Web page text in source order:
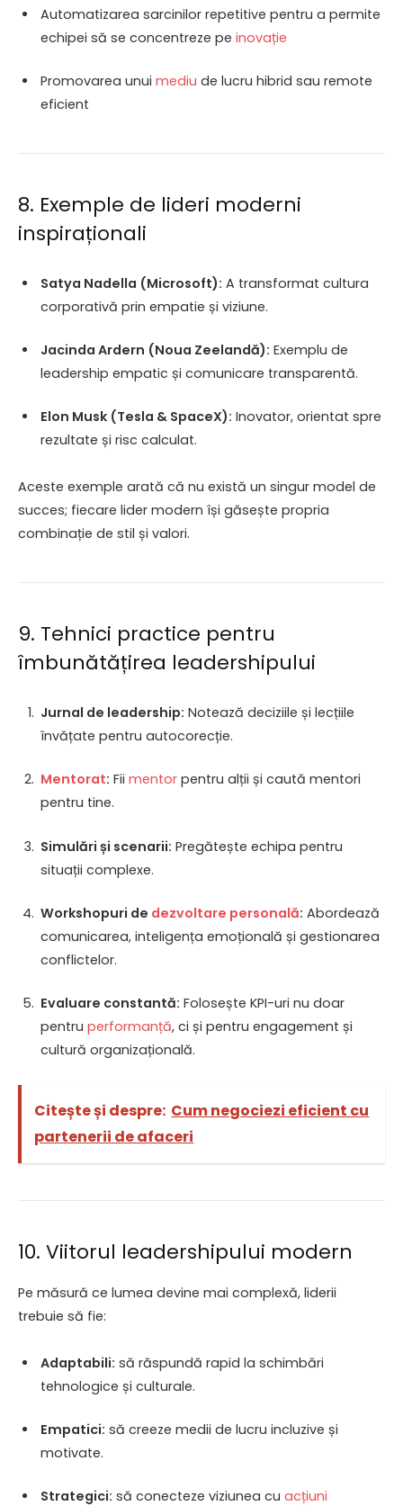
Automatizarea sarcinilor repetitive pentru a permite
echipei să se concentreze pe inovație
Promovarea unui mediu de lucru hibrid sau remote
eficient
8. Exemple de lideri moderni
inspiraționali
Satya Nadella (Microsoft): A transformat cultura
corporativă prin empatie și viziune.
Jacinda Ardern (Noua Zeelandă): Exemplu de
leadership empatic și comunicare transparentă.
Elon Musk (Tesla & SpaceX): Inovator, orientat spre
rezultate și risc calculat.
Aceste exemple arată că nu există un singur model de
succes; fiecare lider modern își găsește propria
combinație de stil și valori.
9. Tehnici practice pentru
îmbunătățirea leadershipului
Jurnal de leadership: Notează deciziile și lecțiile
învățate pentru autocorecție.
Mentorat: Fii mentor pentru alții și caută mentori
pentru tine.
Simulări și scenarii: Pregătește echipa pentru
situații complexe.
Workshopuri de dezvoltare personală: Abordează
comunicarea, inteligența emoțională și gestionarea
conflictelor.
Evaluare constantă: Folosește KPI-uri nu doar
pentru performanță, ci și pentru engagement și
cultură organizațională.
Citește și despre: Cum negociezi eficient cu
partenerii de afaceri
10. Viitorul leadershipului modern
Pe măsură ce lumea devine mai complexă, liderii
trebuie să fie:
Adaptabili: să răspundă rapid la schimbări
tehnologice și culturale.
Empatici: să creeze medii de lucru incluzive și
motivate.
Strategici: să conecteze viziunea cu acțiuni